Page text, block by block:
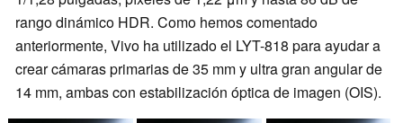
rango dinámico HDR. Como hemos comentado
anteriormente, Vivo ha utilizado el LYT-818 para ayudar a
crear cámaras primarias de 35 mm y ultra gran angular de
14 mm, ambas con estabilización óptica de imagen (OIS).